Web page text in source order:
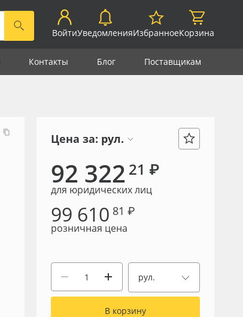
ВойтиУведомленияИзбранноеКорзина
Контакты Блог Поставщикам
Цена за: рул.
92 322 21 ₽
для юридических лиц
99 610 81 ₽
розничная цена
рул.
В корзину